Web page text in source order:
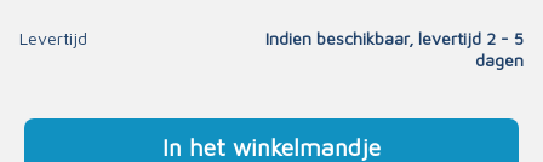
Levertijd
Indien beschikbaar, levertijd 2 - 5
dagen
In het winkelmandje